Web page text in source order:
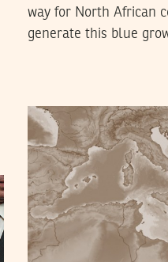
way for North African
generate this blue